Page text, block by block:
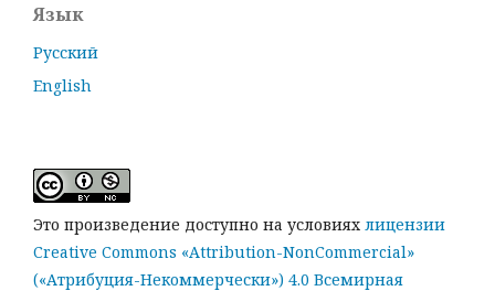
Язык
Русский
English
Это произведение доступно на условиях лицензии
Creative Commons «Attribution-NonCommercial»
(«Атрибуция-Некоммерчески») 4.0 Всемирная